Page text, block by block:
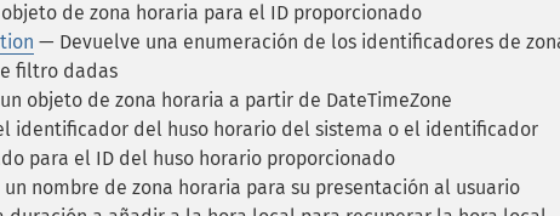
de zona horaria para el ID proporcionado
— Devuelve una enumeración de los identificadores de
filtro dadas
objeto de zona horaria a partir de DateTimeZone
identificador del huso horario del sistema o el identificador
para el ID del huso horario proporcionado
nombre de zona horaria para su presentación al usuario